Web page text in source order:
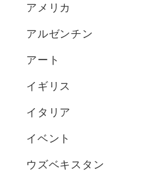
アメリカ
アルゼンチン
アート
イギリス
イタリア
イベント
ウズベキスタン